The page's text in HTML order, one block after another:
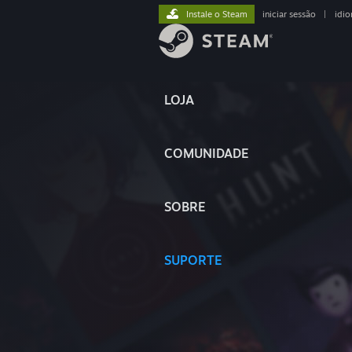
LOJA
COMUNIDADE
SOBRE
SUPORTE
Instale o Steam iniciar sessão